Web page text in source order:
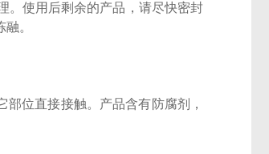
。使用后剩余的产品，请尽快密封
。
位直接接触。产品含有防腐剂，